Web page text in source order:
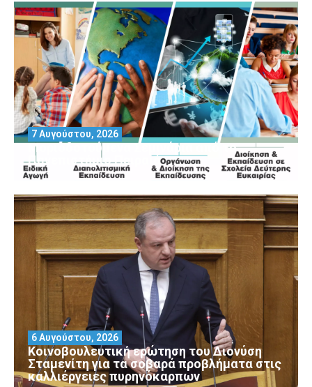
Μοριοδοτούμενα Σεμινάρια από το
Πανεπιστήμιο Πειραιά
7 Αυγούστου, 2026
Κοινοβουλευτική ερώτηση του Διονύση
Σταμενίτη για τα σοβαρά προβλήματα στις
καλλιέργειες πυρηνόκαρπων
6 Αυγούστου, 2026